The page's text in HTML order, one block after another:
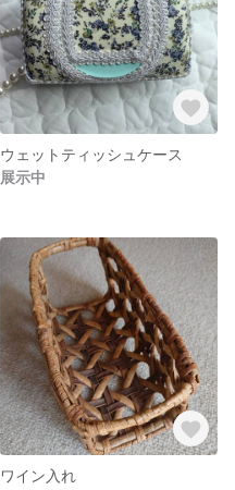
ウェットティッシュケース
展示中
ワイン入れ